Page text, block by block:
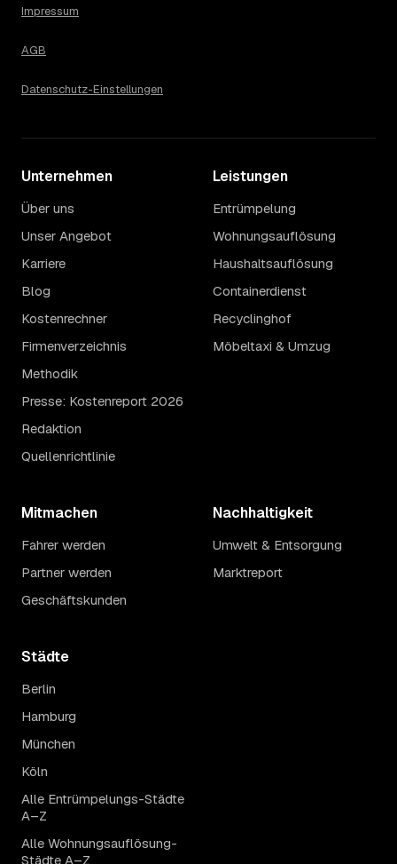
Impressum
AGB
Datenschutz-Einstellungen
Unternehmen
Über uns
Unser Angebot
Karriere
Blog
Kostenrechner
Firmenverzeichnis
Methodik
Presse: Kostenreport 2026
Redaktion
Quellenrichtlinie
Leistungen
Entrümpelung
Wohnungsauflösung
Haushaltsauflösung
Containerdienst
Recyclinghof
Möbeltaxi & Umzug
Mitmachen
Fahrer werden
Partner werden
Geschäftskunden
Nachhaltigkeit
Umwelt & Entsorgung
Marktreport
Städte
Berlin
Hamburg
München
Köln
Alle Entrümpelungs-Städte
A–Z
Alle Wohnungsauflösung-
Städte A–Z